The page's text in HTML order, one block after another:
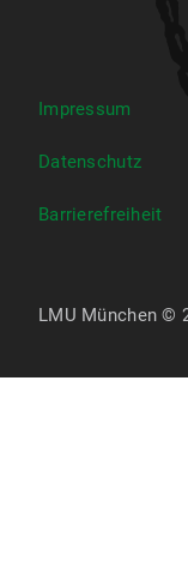
Impressum
Datenschutz
Barrierefreiheit
LMU München ©